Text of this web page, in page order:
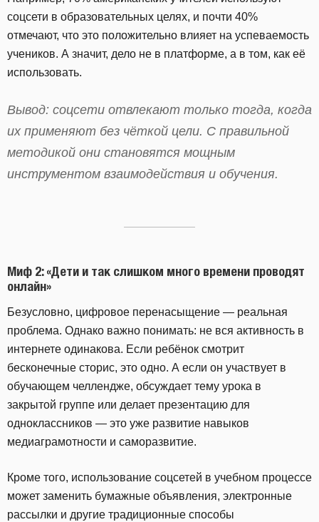
соцсети в образовательных целях, и почти 40%
отмечают, что это положительно влияет на успеваемость
учеников. А значит, дело не в платформе, а в том, как её
использовать.
Вывод: соцсети отвлекают только тогда, когда
их применяют без чёткой цели. С правильной
методикой они становятся мощным
инструментом взаимодействия и обучения.
Миф 2: «Дети и так слишком много времени проводят
онлайн»
Безусловно, цифровое перенасыщение — реальная
проблема. Однако важно понимать: не вся активность в
интернете одинакова. Если ребёнок смотрит
бесконечные сторис, это одно. А если он участвует в
обучающем челлендже, обсуждает тему урока в
закрытой группе или делает презентацию для
одноклассников — это уже развитие навыков
медиаграмотности и саморазвитие.
Кроме того, использование соцсетей в учебном процессе
может заменить бумажные объявления, электронные
рассылки и другие традиционные способы